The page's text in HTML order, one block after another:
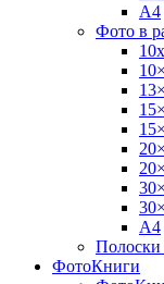
А4
Фото в
A4
Полоски
ФотоКниги